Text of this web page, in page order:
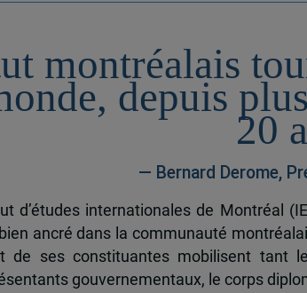
montréalais
depuis
20
— Bernard Derome,
d’études internationales de Montréal
ancré dans la communauté
de ses constituantes mobilisent tant
gouvernementaux, le corps